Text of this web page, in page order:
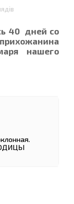
40 дней со
нашего